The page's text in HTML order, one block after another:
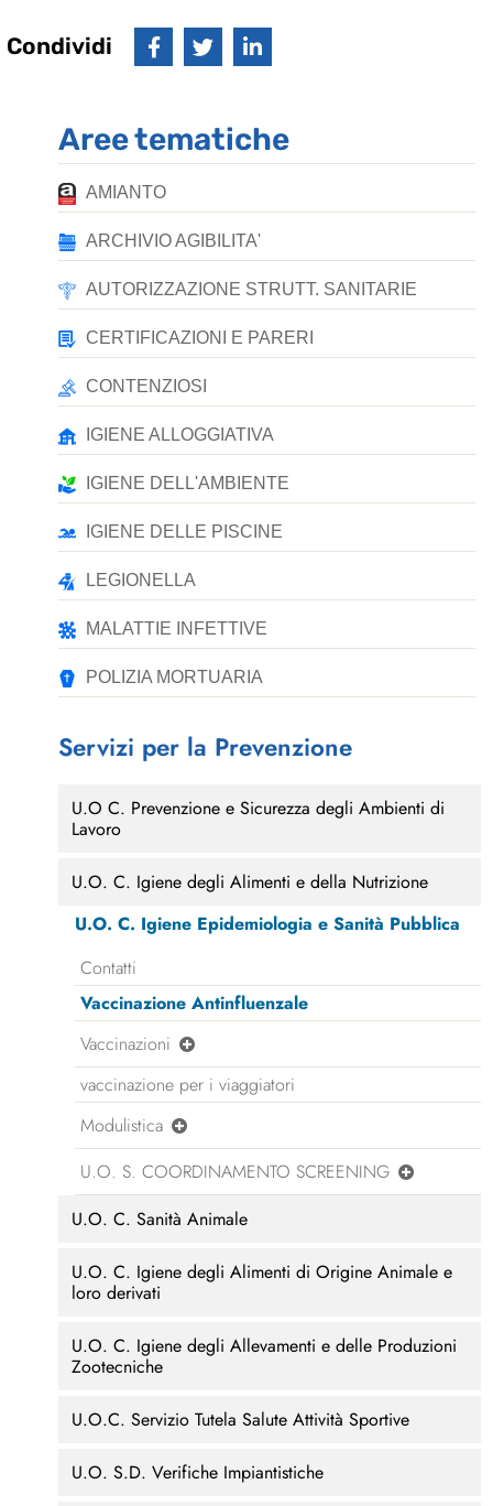
Condividi
Aree tematiche
AMIANTO
ARCHIVIO AGIBILITA'
AUTORIZZAZIONE STRUTT. SANITARIE
CERTIFICAZIONI E PARERI
CONTENZIOSI
IGIENE ALLOGGIATIVA
IGIENE DELL'AMBIENTE
IGIENE DELLE PISCINE
LEGIONELLA
MALATTIE INFETTIVE
POLIZIA MORTUARIA
Servizi per la Prevenzione
U.O C. Prevenzione e Sicurezza degli Ambienti di
Lavoro
U.O. C. Igiene degli Alimenti e della Nutrizione
U.O. C. Igiene Epidemiologia e Sanità Pubblica
Contatti
Vaccinazione Antinfluenzale
Vaccinazioni
vaccinazione per i viaggiatori
Modulistica
U.O. S. COORDINAMENTO SCREENING
U.O. C. Sanità Animale
U.O. C. Igiene degli Alimenti di Origine Animale e
loro derivati
U.O. C. Igiene degli Allevamenti e delle Produzioni
Zootecniche
U.O.C. Servizio Tutela Salute Attività Sportive
U.O. S.D. Verifiche Impiantistiche